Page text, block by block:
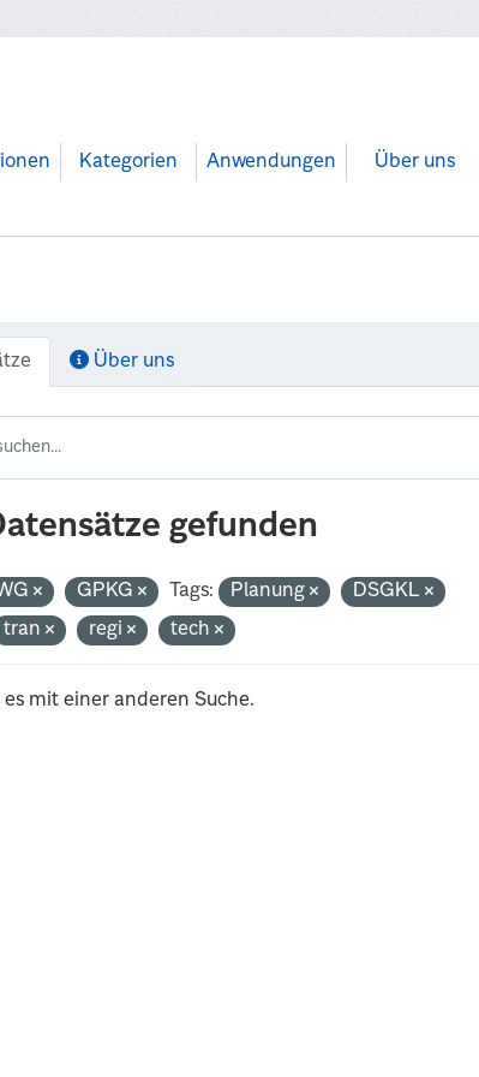
Kategorien Anwendungen Über uns
Über uns
gefunden
GPKG Tags: Planung
DSGKL
tran regi tech
es mit einer anderen Suche.